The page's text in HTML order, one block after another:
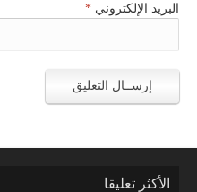
البريد الإلكتروني *
الأكثر تعليقا